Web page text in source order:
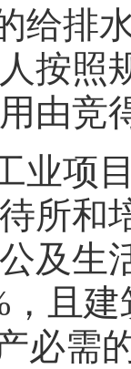
排水
按照
由竞
项目
所和
及生
，且
必需